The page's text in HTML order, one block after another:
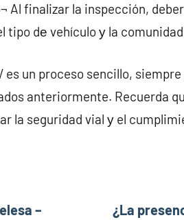
Al finalizar la inspección,
tipo dе vehículo у la
un proceso sencillo,
anteriormente. Recuerda
la seguridad vial у el
–
¿La